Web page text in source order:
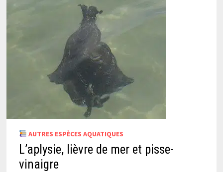
AUTRES ESPÈCES AQUATIQUES
L’aplysie, lièvre de mer et pisse-
vinaigre